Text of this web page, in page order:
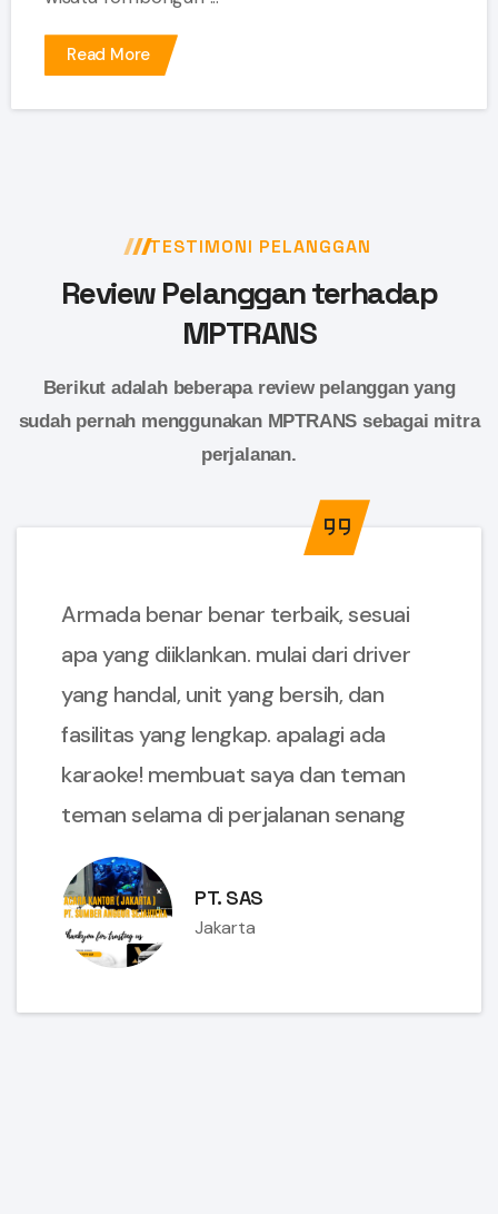
Read More
TESTIMONI PELANGGAN
Review Pelanggan terhadap
MPTRANS
Berikut adalah beberapa review pelanggan yang
sudah pernah menggunakan MPTRANS sebagai mitra
perjalanan.
Armada benar benar terbaik, sesuai
apa yang diiklankan. mulai dari driver
yang handal, unit yang bersih, dan
fasilitas yang lengkap. apalagi ada
karaoke! membuat saya dan teman
teman selama di perjalanan senang
PT. SAS
Jakarta